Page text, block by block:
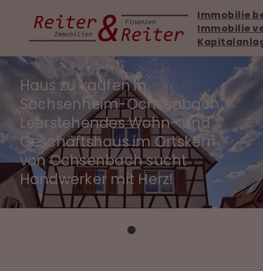
Immobilie
Immobilie
Haus zu kaufen in
Sachsenheim-Ochsenbach
Leerstehendes Wohn- und
Geschäftshaus im Ortskern
von Ochsenbach sucht
Handwerker mit Herz!